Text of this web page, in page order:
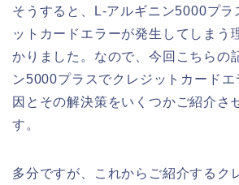
そうすると、L-アルギニン5000プラ
ットカードエラーが発生してしまう
かりました。なので、今回こちらの
ン5000プラスでクレジットカード
因とその解決策をいくつかご紹介さ
す。
多分ですが、これからご紹介するク